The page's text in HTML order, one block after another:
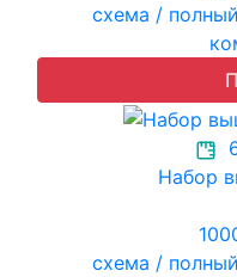
схема /
Набор
схема /